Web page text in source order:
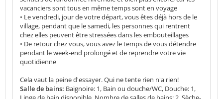
vacanciers sont tous en même temps sont en voyage
• Le vendredi, jour de votre départ, vous êtes déjà hors de le
village, pendant que le samedi, les personnes qui rentrent
chez elles peuvent être stressées dans les embouteillages
• De retour chez vous, vous avez le temps de vous détendre
pendant le week-end prolongé et de reprendre votre vie
quotidienne
Cela vaut la peine d'essayer. Qui ne tente rien n'a rien!
Salle de bains: Baignoire: 1, Bain ou douche/WC, Douche: 1,